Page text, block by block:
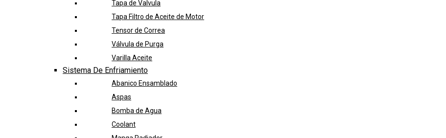
Tapa de Valvula
Tapa Filtro de Aceite de Motor
Tensor de Correa
Válvula de Purga
Varilla Aceite
Sistema De Enfriamiento
Abanico Ensamblado
Aspas
Bomba de Agua
Coolant